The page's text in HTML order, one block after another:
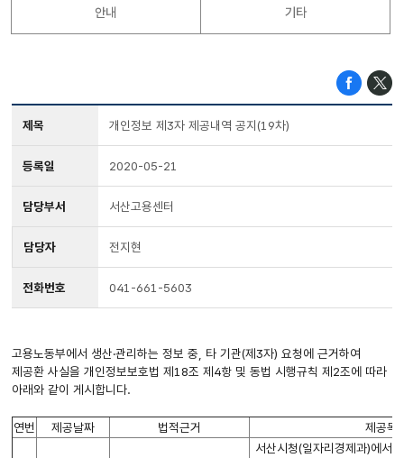
안내 기타
제목 개인정보 제3자 제공내역 공지(19차)
등록일 2020-05-21
담당부서 서산고용센터
담당자 전지현
전화번호 041-661-5603
고용노동부에서 생산·관리하는 정보 중, 타 기관(제3자) 요청에 근거하여
제공환 사실을 개인정보보호법 제18조 제4항 및 동법 시행규칙 제2조에 따라
아래와 같이 게시합니다.
연번 제공날짜 법적근거 제공목
서산시청(일자리경제과)에서